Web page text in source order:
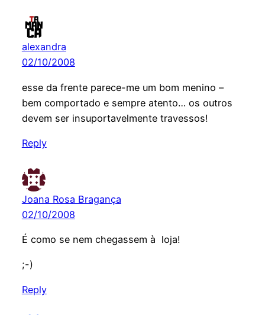
alexandra
02/10/2008
esse da frente parece-me um bom menino –
bem comportado e sempre atento… os outros
devem ser insuportavelmente travessos!
Reply
Joana Rosa Bragança
02/10/2008
É como se nem chegassem à loja!
;-)
Reply